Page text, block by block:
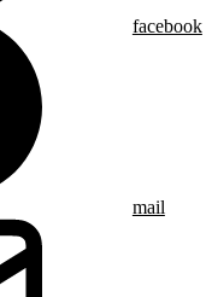
facebook
mail